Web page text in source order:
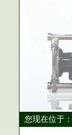
您现在位于：